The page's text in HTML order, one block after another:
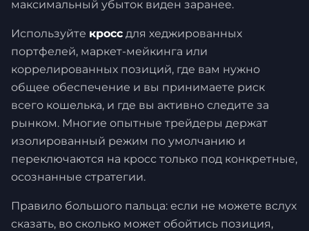
максимальный убыток виден заранее.
Используйте кросс для хеджированных
портфелей, маркет-мейкинга или
коррелированных позиций, где вам нужно
общее обеспечение и вы принимаете риск
всего кошелька, и где вы активно следите за
рынком. Многие опытные трейдеры держат
изолированный режим по умолчанию и
переключаются на кросс только под конкретные,
осознанные стратегии.
Правило большого пальца: если не можете вслух
сказать, во сколько может обойтись позиция,